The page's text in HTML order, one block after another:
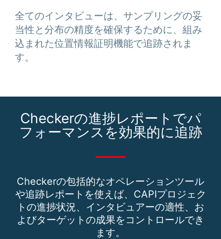
全てのインタビューは、サンプリングの妥
当性と分布の精度を確保するために、組み
込まれた位置情報証明機能で追跡されま
す。
Checkerの進捗レポートでパ
フォーマンスを効果的に追跡
Checkerの包括的なオペレーションツール
や追跡レポートを使えば、CAPIプロジェク
トの進捗状況、インタビュアーの適性、お
よびターゲットの成果をコントロールでき
ます。